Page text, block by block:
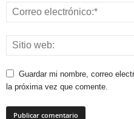
Guardar mi nombre, correo
la próxima vez que comente.